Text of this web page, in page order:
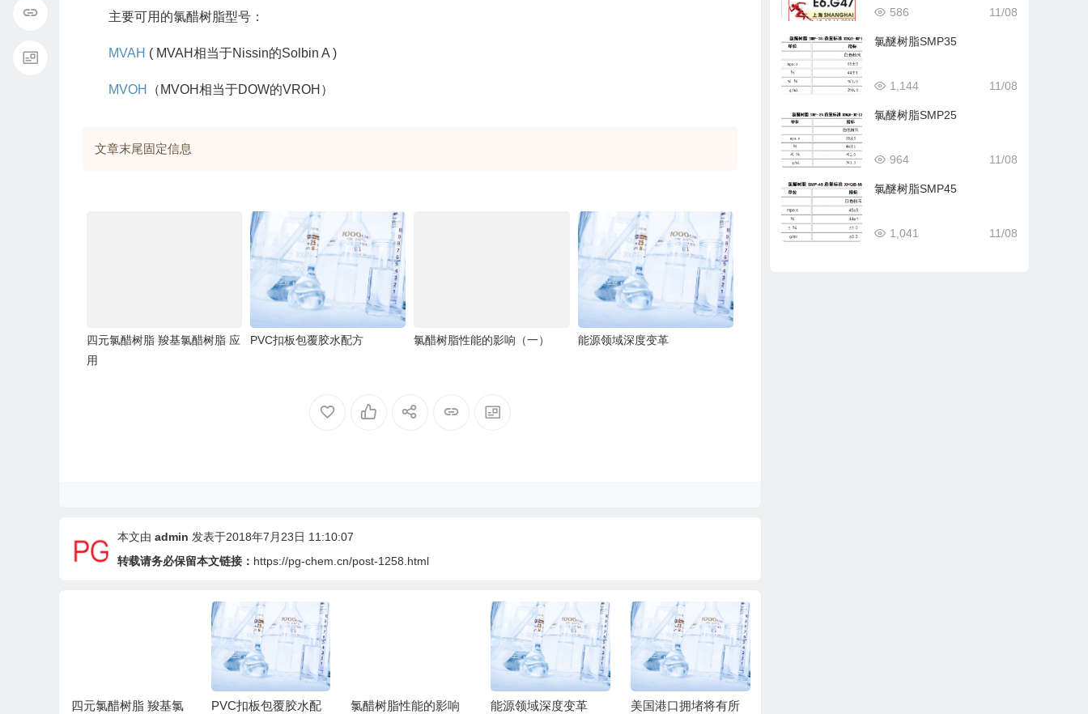
主要可用的氯醋树脂型号：
MVAH ( MVAH相当于Nissin的Solbin A )
MVOH （MVOH相当于DOW的VROH）
文章末尾固定信息
四元氯醋树脂 羧基氯醋树脂 应
用
PVC扣板包覆胶水配方 氯醋树脂性能的影响（一） 能源领域深度变革
本文由 admin 发表于2018年7月23日 11:10:07
转载请务必保留本文链接： https://pg-chem.cn/post-1258.html
PVC扣板包覆胶水配
氯醋树脂性能的影响
能源领域深度变革
美国港口拥堵将有所
食品包装薄膜的研究
11/08
586
氯醚树脂SMP35
11/08
1,144
氯醚树脂SMP25
11/08
964
氯醚树脂SMP45
11/08
1,041